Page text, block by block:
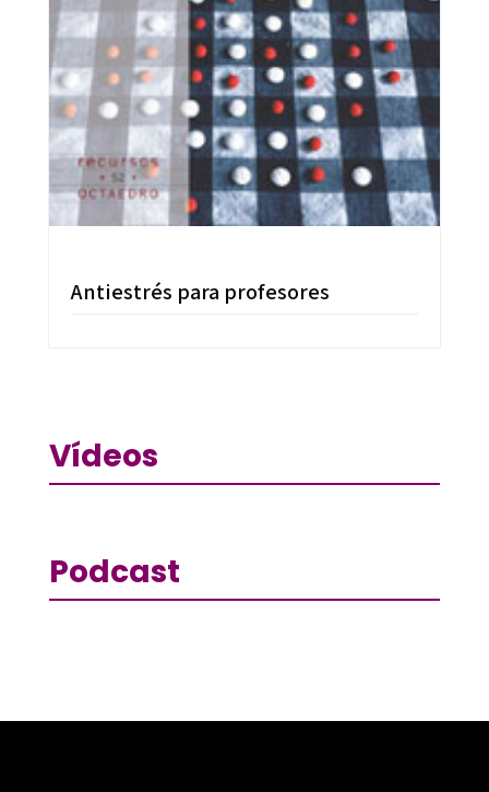
Antiestrés para profesores
Vídeos
Podcast